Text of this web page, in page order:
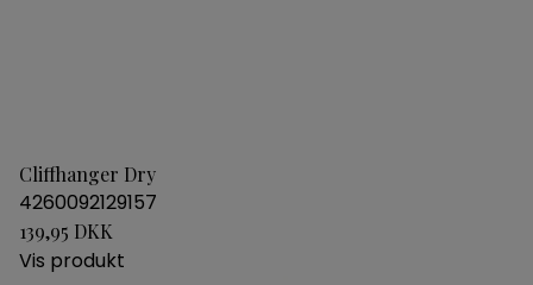
Cliffhanger Dry
4260092129157
139,95 DKK
Vis produkt